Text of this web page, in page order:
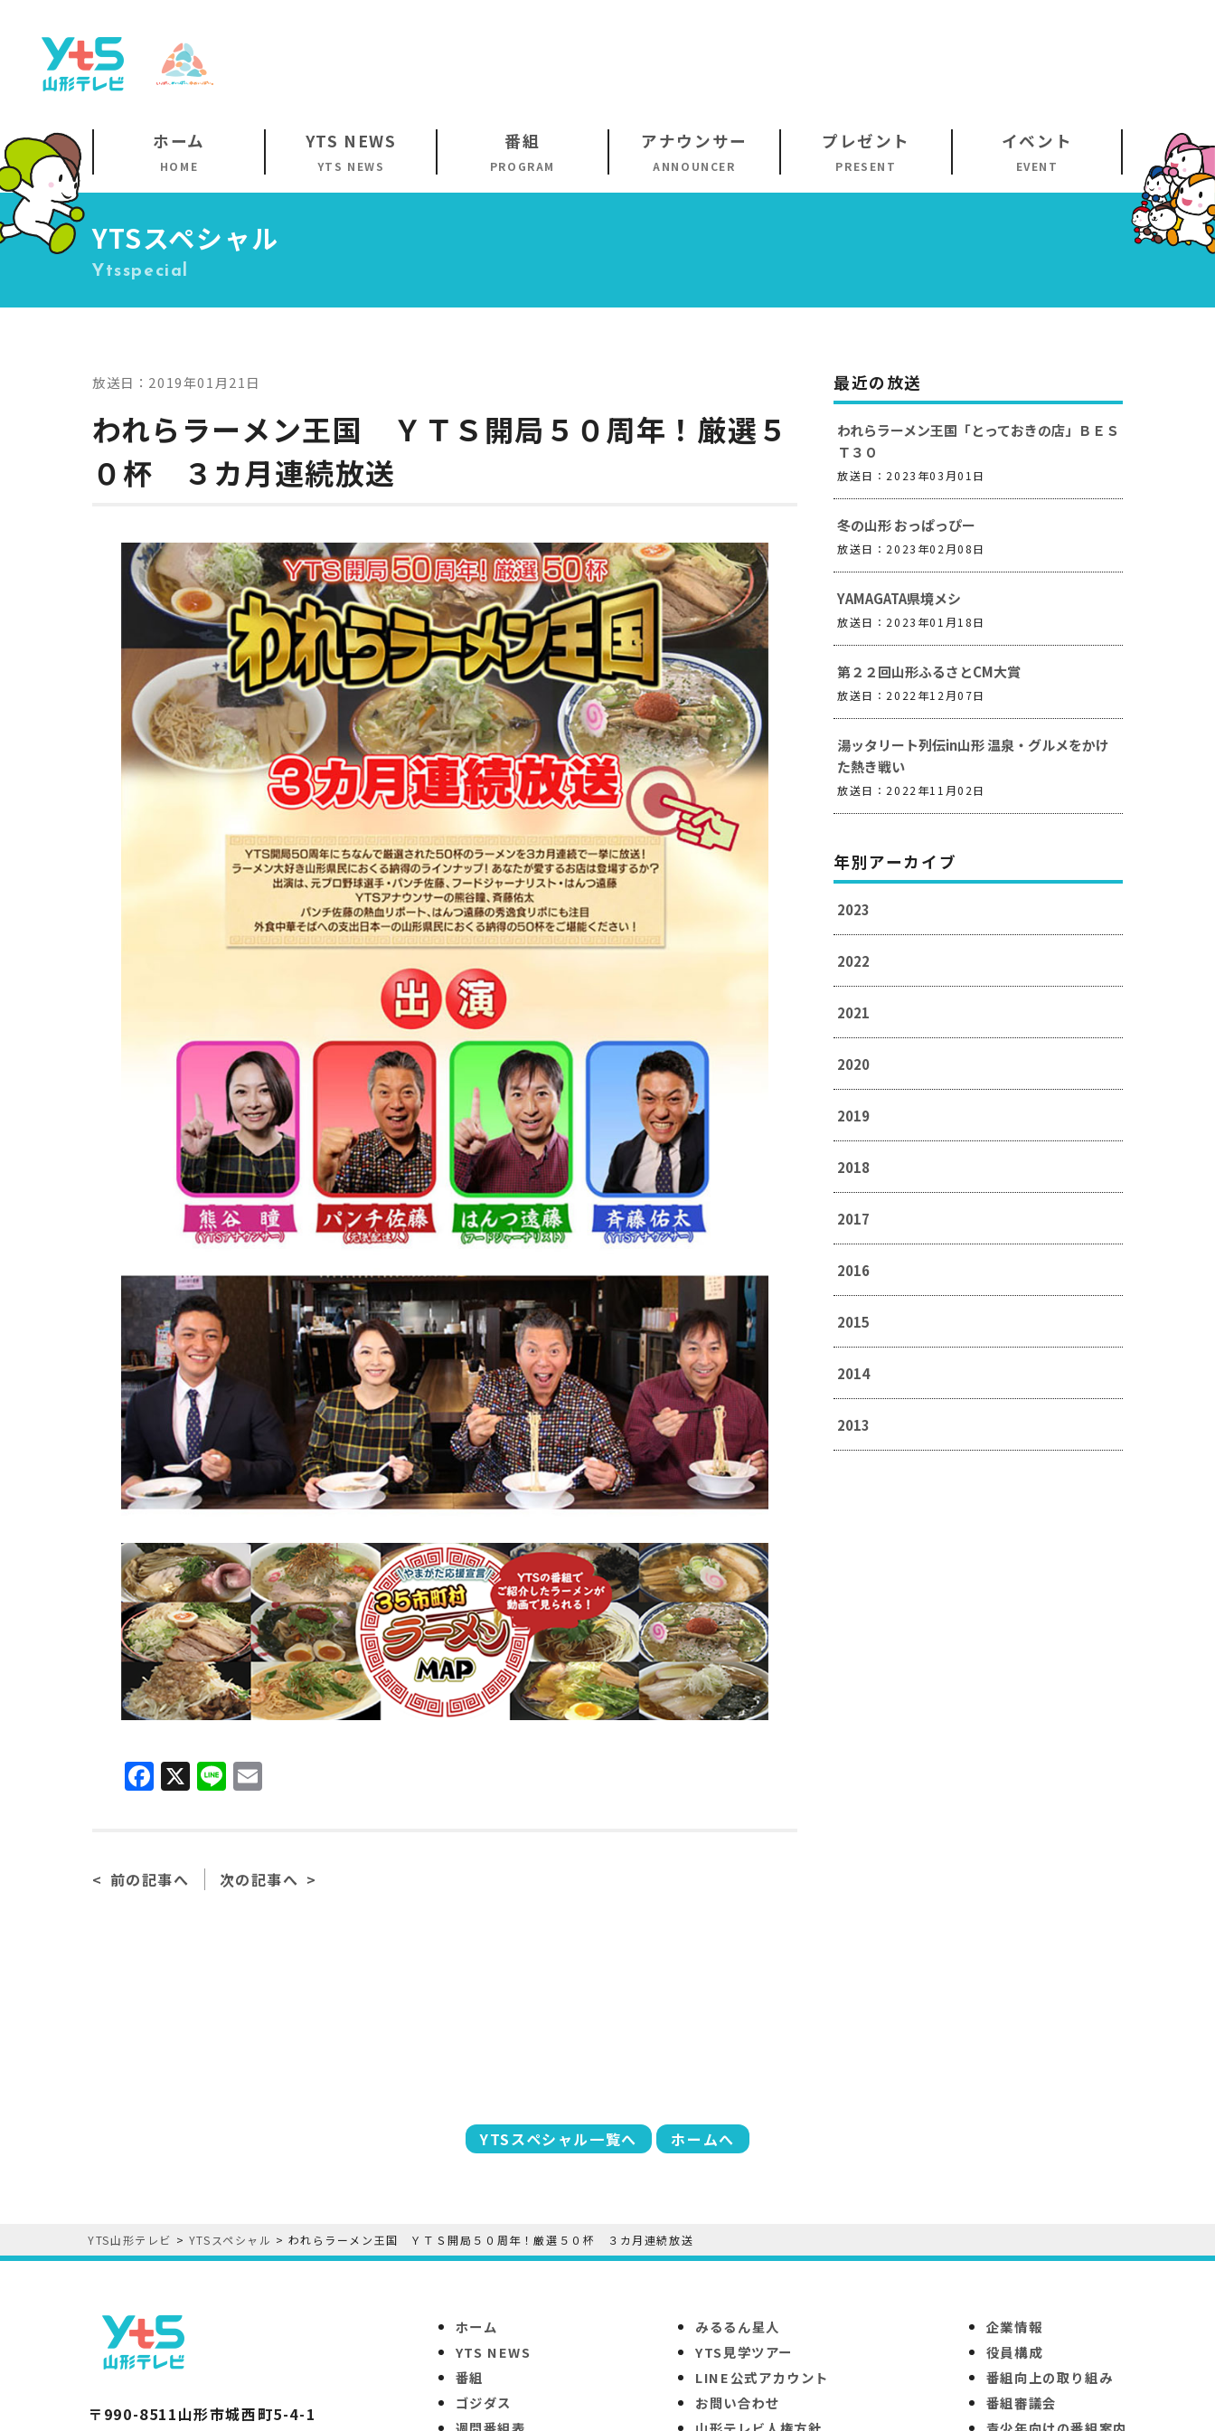
ホーム
HOME
YTS NEWS
YTS NEWS
番組
PROGRAM
アナウンサー
ANNOUNCER
プレゼント
PRESENT
イベント
EVENT
YTSスペシャル
Ytsspecial
放送日：2019年01月21日
われらラーメン王国 ＹＴＳ開局５０周年！厳選５
０杯 ３カ月連続放送
F
a
e
b
X Li
n
l
前の記事へ 次の記事へ
最近の放送
われらラーメン王国「とっておきの店」ＢＥＳ
Ｔ３０
放送日：2023年03月01日
冬の山形 おっぱっぴー
放送日：2023年02月08日
YAMAGATA県境メシ
放送日：2023年01月18日
第２２回山形ふるさとCM大賞
放送日：2022年12月07日
湯ッタリート列伝in山形 温泉・グルメをかけ
た熱き戦い
放送日：2022年11月02日
年別アーカイブ
2023
2022
2021
2020
2019
2018
2017
2016
2015
2014
2013
YTSスペシャル一覧へ ホームへ
YTS山形テレビ > YTSスペシャル >われらラーメン王国 ＹＴＳ開局５０周年！厳選５０杯 ３カ月連続放送
〒990-8511山形市城西町5-4-1
ホーム
YTS NEWS
番組
ゴジダス
みるるん星人
YTS見学ツアー
LINE公式アカウント
お問い合わせ
企業情報
役員構成
番組向上の取り組み
番組審議会